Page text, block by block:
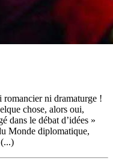
romancier ni dramaturge !
chose, alors oui,
dans le débat d’idées »
Monde diplomatique,